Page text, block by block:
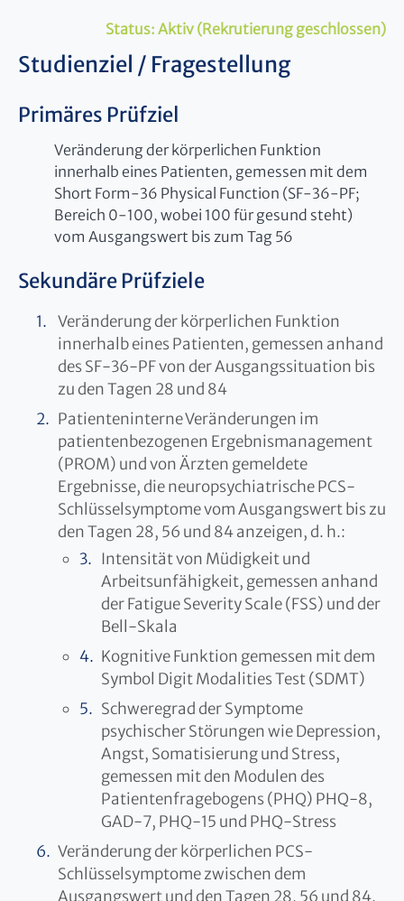
Status: Aktiv (Rekrutierung geschlossen)
Studienziel / Fragestellung
Primäres Prüfziel
Veränderung der körperlichen Funktion
innerhalb eines Patienten, gemessen mit dem
Short Form-36 Physical Function (SF-36-PF;
Bereich 0-100, wobei 100 für gesund steht)
vom Ausgangswert bis zum Tag 56
Sekundäre Prüfziele
Veränderung der körperlichen Funktion
innerhalb eines Patienten, gemessen anhand
des SF-36-PF von der Ausgangssituation bis
zu den Tagen 28 und 84
Patienteninterne Veränderungen im
patientenbezogenen Ergebnismanagement
(PROM) und von Ärzten gemeldete
Ergebnisse, die neuropsychiatrische PCS-
Schlüsselsymptome vom Ausgangswert bis zu
den Tagen 28, 56 und 84 anzeigen, d. h.:
Intensität von Müdigkeit und
Arbeitsunfähigkeit, gemessen anhand
der Fatigue Severity Scale (FSS) und der
Bell-Skala
Kognitive Funktion gemessen mit dem
Symbol Digit Modalities Test (SDMT)
Schweregrad der Symptome
psychischer Störungen wie Depression,
Angst, Somatisierung und Stress,
gemessen mit den Modulen des
Patientenfragebogens (PHQ) PHQ-8,
GAD-7, PHQ-15 und PHQ-Stress
Veränderung der körperlichen PCS-
Schlüsselsymptome zwischen dem
Ausgangswert und den Tagen 28, 56 und 84,